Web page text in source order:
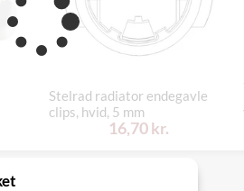
Stelrad radiator endegavle
clips, hvid, 5 mm
16,70 kr.